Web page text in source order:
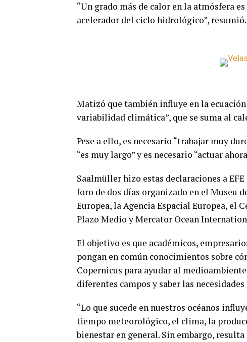
“Un grado más de calor en la atmósfera
acelerador del ciclo hidrológico”, resumió.
Matizó que también influye en la
variabilidad climática”, que se suma al
Pese a ello, es necesario “trabajar muy
“es muy largo” y es necesario “actuar
Saalmüller hizo estas declaraciones a
foro de dos días organizado en el Museu
Europea, la Agencia Espacial Europea, el
Plazo Medio y Mercator Ocean
El objetivo es que académicos,
pongan en común conocimientos sobre
Copernicus para ayudar al
diferentes campos y saber las
“Lo que sucede en nuestros océanos
tiempo meteorológico, el clima, la
bienestar en general. Sin embargo,